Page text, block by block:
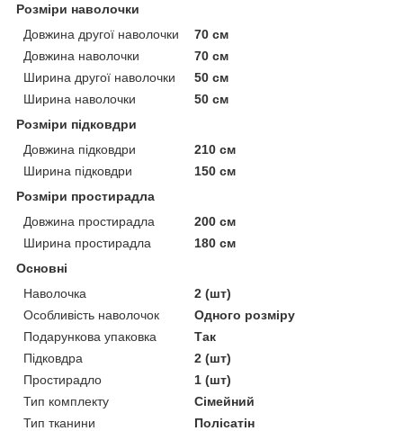
Розміри наволочки
Довжина другої наволочки
70 см
Довжина наволочки
70 см
Ширина другої наволочки
50 см
Ширина наволочки
50 см
Розміри підковдри
Довжина підковдри
210 см
Ширина підковдри
150 см
Розміри простирадла
Довжина простирадла
200 см
Ширина простирадла
180 см
Основні
Наволочка
2 (шт)
Особливість наволочок
Одного розміру
Подарункова упаковка
Так
Підковдра
2 (шт)
Простирадло
1 (шт)
Тип комплекту
Сімейний
Тип тканини
Полісатін